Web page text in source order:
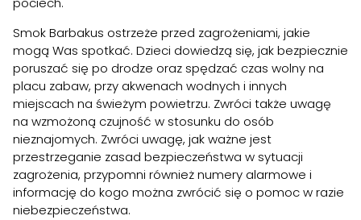
Smok Barbakus ostrzeże przed zagrożeniami, jakie
mogą Was spotkać. Dzieci dowiedzą się, jak bezpiecznie
poruszać się po drodze oraz spędzać czas wolny na
placu zabaw, przy akwenach wodnych i innych
miejscach na świeżym powietrzu. Zwróci także uwagę
na wzmożoną czujność w stosunku do osób
nieznajomych. Zwróci uwagę, jak ważne jest
przestrzeganie zasad bezpieczeństwa w sytuacji
zagrożenia, przypomni również numery alarmowe i
informację do kogo można zwrócić się o pomoc w razie
niebezpieczeństwa.